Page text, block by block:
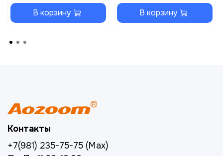
В корзину В корзину
Контакты
+7(981) 235-75-75 (Max)